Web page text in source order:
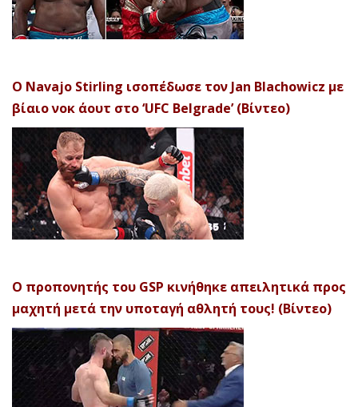
Ο Navajo Stirling ισοπέδωσε τον Jan Blachowicz με
βίαιο νοκ άουτ στο ‘UFC Belgrade’ (Βίντεο)
Ο προπονητής του GSP κινήθηκε απειλητικά προς
μαχητή μετά την υποταγή αθλητή τους! (Βίντεο)